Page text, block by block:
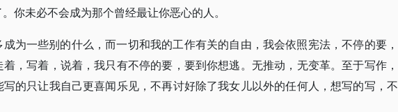
你未必不会成为那个曾经最让你恶心的人。
为一些别的什么，而一切和我的工作有关的自由，我会依照宪法，不停的要，
，写着，说着，我只有不停的要，要到你想逃。无推动，无变革。至于写作，
的只让我自己更喜闻乐见，不再讨好除了我女儿以外的任何人，想写的写，不